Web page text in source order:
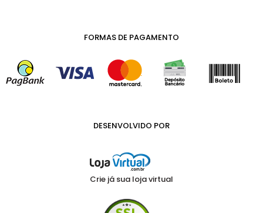
FORMAS DE PAGAMENTO
DESENVOLVIDO POR
Crie já sua loja virtual